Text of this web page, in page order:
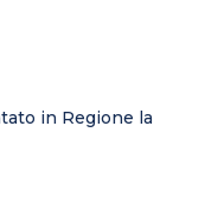
in Regione la